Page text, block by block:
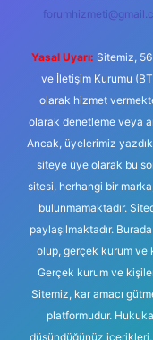
Yasal Uyarı: Sitemiz,
ve İletişim Kurumu
olarak hizmet
olarak denetleme veya
Ancak, üyelerimiz
siteye üye olarak bu
sitesi, herhangi bir
bulunmamaktadır.
paylaşılmaktadır.
olup, gerçek kurum ve
Gerçek kurum ve
Sitemiz, kar amacı
platformudur.
düşündüğünüz içerikleri,